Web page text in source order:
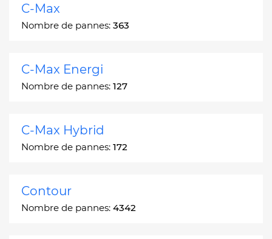
C-Max
Nombre de pannes: 363
C-Max Energi
Nombre de pannes: 127
C-Max Hybrid
Nombre de pannes: 172
Contour
Nombre de pannes: 4342